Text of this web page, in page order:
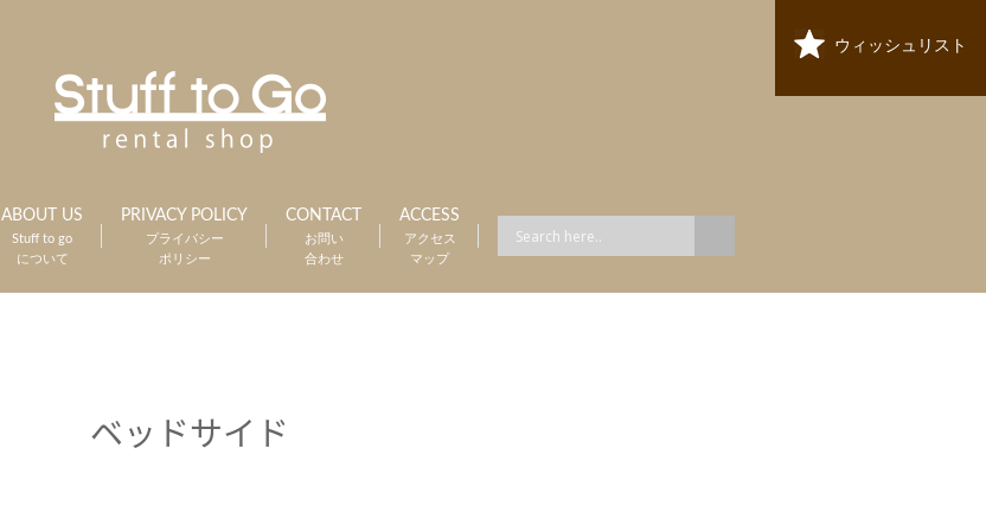
ウィッシュリスト
ABOUT US
Stuff to go
について
PRIVACY POLICY
プライバシー
ポリシー
CONTACT
お問い
合わせ
ACCESS
アクセス
マップ
ベッドサイド